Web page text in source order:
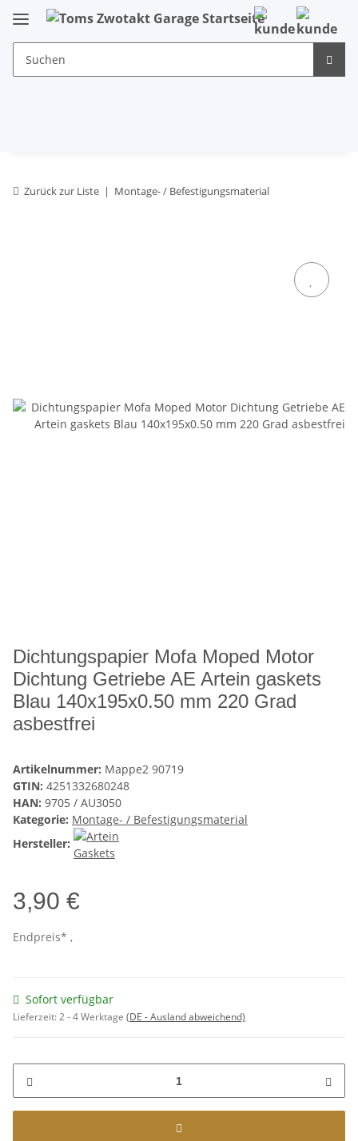
Zurück zur Liste Montage- / Befestigungsmaterial
Dichtungspapier Mofa Moped Motor
Dichtung Getriebe AE Artein gaskets
Blau 140x195x0.50 mm 220 Grad
asbestfrei
Artikelnummer: Mappe2 90719
GTIN: 4251332680248
HAN: 9705 / AU3050
Kategorie: Montage- / Befestigungsmaterial
Hersteller:
3,90 €
Endpreis* ,
Sofort verfügbar
Lieferzeit:2 - 4 Werktage (DE - Ausland abweichend)